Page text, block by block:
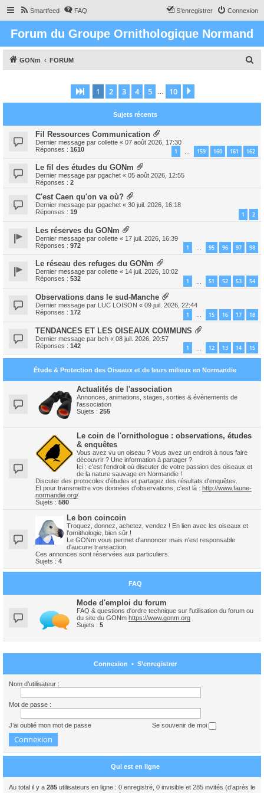
Smartfeed FAQ Connexion
S’enregistrer
Forum du Groupe Ornithologique Normand
GONm FORUM
h
c
h
Page 1sur10
1 2 3 4 5 10
Sujets récents
Fil Ressources Communication
Dernier message par collette « 07 août 2026, 17:30
Réponses : 1610 1 159 160 161 162
Le fil des études du GONm
Dernier message par pgachet « 05 août 2026, 12:55
Réponses : 2
C'est Caen qu'on va où?
Dernier message par pgachet « 30 juil. 2026, 16:18
Réponses : 19 1 2
Les réserves du GONm
Dernier message par collette « 17 juil. 2026, 16:39
Réponses : 972 1 95 96 97 98
Le réseau des refuges du GONm
Dernier message par collette « 14 juil. 2026, 10:02
Réponses : 532 1 51 52 53 54
Observations dans le sud-Manche
Dernier message par LUC LOISON « 09 juil. 2026, 22:44
Réponses : 172 1 … 15 16 17 18
TENDANCES ET LES OISEAUX COMMUNS
Dernier message par bch « 08 juil. 2026, 20:57
Réponses : 142 1 12 13 14 15
Étude & Protection des Oiseaux et de leurs milieux en Normandie
Actualités de l'association
Annonces, animations, stages, sorties & évènements de
l'association
Sujets : 255
Le coin de l'ornithologue : observations, études
& enquêtes
Vous avez vu un oiseau ? Vous avez un endroit à nous faire
découvrir ? Une information à partager ?
Ici : c'est l'endroit où discuter de votre passion des oiseaux et
de la nature sauvage en Normandie !
Discuter des protocoles d'études et partagez des résultats d'enquêtes.
Et pour transmettre vos données d'observations, c'est là : http://www.faune-
normandie.org/
Sujets : 580
Le bon coincoin
Troquez, donnez, achetez, vendez ! En lien avec les oiseaux et
l'ornithologie, bien sûr !
Le GONm vous permet d'annoncer mais n'est responsable
d'aucune transaction.
Ces annonces sont réservées aux particuliers.
Sujets : 4
FAQ
Mode d'emploi du forum
FAQ & questions d'ordre technique sur l'utilisation du forum ou
du site du GONm https://www.gonm.org
Sujets : 5
Connexion • S’enregistrer
Nom d’utilisateur :
Mot de passe :
J’ai oublié mon mot de passe Se souvenir de moi
Qui est en ligne
Au total il y a 285 utilisateurs en ligne : 0 enregistré, 0 invisible et 285 invités (d’après le